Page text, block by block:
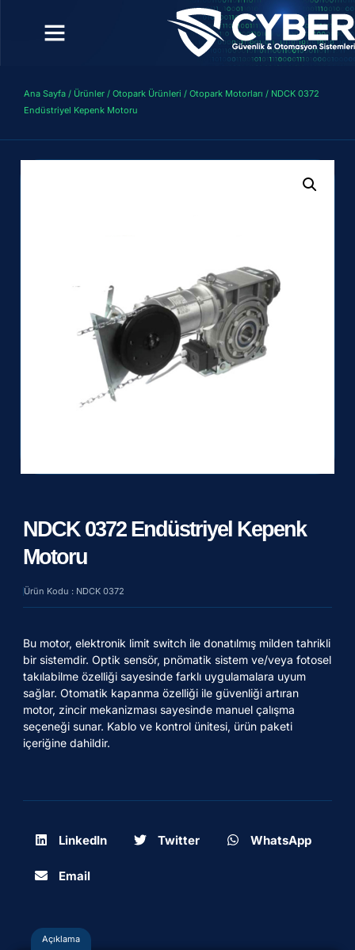
Ana Sayfa / Ürünler / Otopark Ürünleri / Otopark Motorları / NDCK 0372
Endüstriyel Kepenk Motoru
NDCK 0372 Endüstriyel Kepenk
Motoru
Ürün Kodu : NDCK 0372
Bu motor, elektronik limit switch ile donatılmış milden tahrikli
bir sistemdir. Optik sensör, pnömatik sistem ve/veya fotosel
takılabilme özelliği sayesinde farklı uygulamalara uyum
sağlar. Otomatik kapanma özelliği ile güvenliği artıran
motor, zincir mekanizması sayesinde manuel çalışma
seçeneği sunar. Kablo ve kontrol ünitesi, ürün paketi
içeriğine dahildir.
LinkedIn Twitter WhatsApp
Email
Açıklama